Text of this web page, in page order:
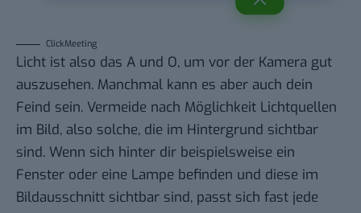
ClickMeeting
Licht ist also das A und O, um vor der Kamera gut
auszusehen. Manchmal kann es aber auch dein
Feind sein. Vermeide nach Möglichkeit Lichtquellen
im Bild, also solche, die im Hintergrund sichtbar
sind. Wenn sich hinter dir beispielsweise ein
Fenster oder eine Lampe befinden und diese im
Bildausschnitt sichtbar sind, passt sich fast jede